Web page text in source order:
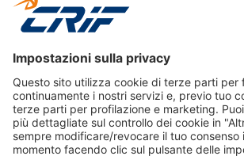
Accessibilità
Informativa Privacy Relativa Al Sistema
© 2026 CRIF S.p.A. Tutti i diritti riservati.
Via della Beverara, 21 / 40131 Bologna / Italy
sottoscritto € 51.941.235,00 di cui versato €